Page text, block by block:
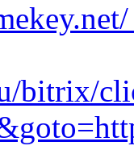
bitrix/